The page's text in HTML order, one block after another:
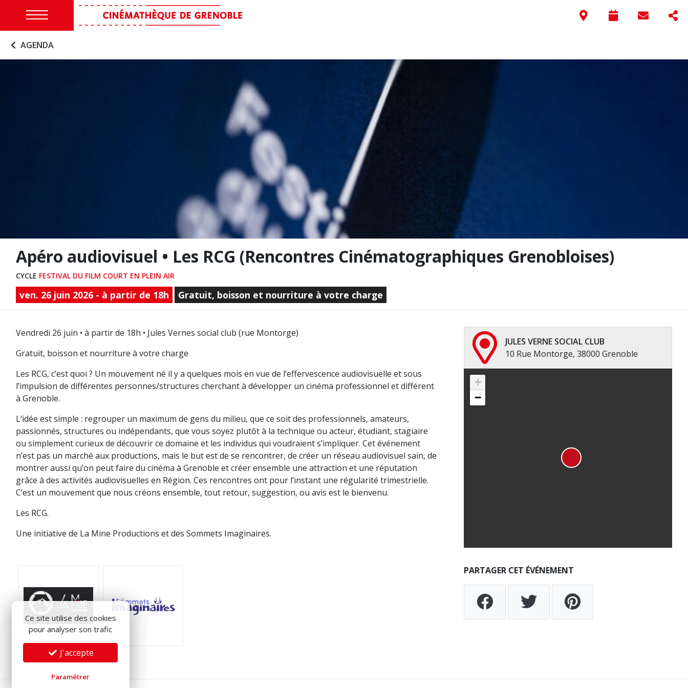
AGENDA
Apéro audiovisuel • Les RCG (Rencontres Cinématographiques Grenobloises)
CYCLE FESTIVAL DU FILM COURT EN PLEIN AIR
ven. 26 juin 2026 - à partir de 18h Gratuit, boisson et nourriture à votre charge
Vendredi 26 juin • à partir de 18h • Jules Vernes social club (rue Montorge)
Gratuit, boisson et nourriture à votre charge
Les RCG, c’est quoi ? Un mouvement né il y a quelques mois en vue de l’effervescence audiovisuelle et sous
l’impulsion de différentes personnes/structures cherchant à développer un cinéma professionnel et différent
à Grenoble.
L’idée est simple : regrouper un maximum de gens du milieu, que ce soit des professionnels, amateurs,
passionnés, structures ou indépendants, que vous soyez plutôt à la technique ou acteur, étudiant, stagiaire
ou simplement curieux de découvrir ce domaine et les individus qui voudraient s’impliquer. Cet événement
n’est pas un marché aux productions, mais le but est de se rencontrer, de créer un réseau audiovisuel sain, de
montrer aussi qu’on peut faire du cinéma à Grenoble et créer ensemble une attraction et une réputation
grâce à des activités audiovisuelles en Région. Ces rencontres ont pour l’instant une régularité trimestrielle.
C’est un mouvement que nous créons ensemble, tout retour, suggestion, ou avis est le bienvenu.
Les RCG.
Une initiative de La Mine Productions et des Sommets Imaginaires.
JULES VERNE SOCIAL CLUB
10 Rue Montorge, 38000 Grenoble
+
−
PARTAGER CET ÉVÉNEMENT
Ce site utilise des cookies
pour analyser son trafic
J'accepte
Paramétrer